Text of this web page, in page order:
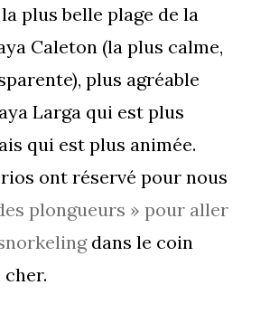
plus belle plage de la
Caleton (la plus calme,
plus agréable
Larga qui est plus
qui est plus animée.
ont réservé pour nous
plongueurs » pour aller
dans le coin